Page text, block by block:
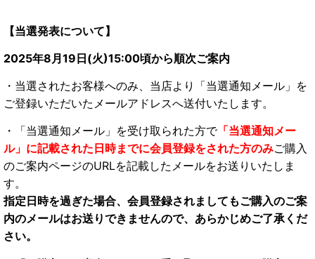
【当選発表について】
2025年8月19日(火)15:00頃から順次ご案内
・当選されたお客様へのみ、当店より「当選通知メール」を
ご登録いただいたメールアドレスへ送付いたします。
・「当選通知メール」を受け取られた方で「当選通知メー
ル」に記載された日時までに会員登録をされた方のみご購入
のご案内ページのURLを記載したメールをお送りいたしま
す。
指定日時を過ぎた場合、会員登録されましてもご購入のご案
内のメールはお送りできませんので、あらかじめご了承くだ
さい。